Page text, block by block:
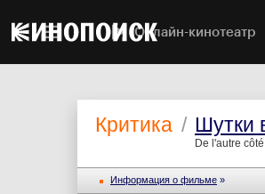
Онлайн-кинотеатр
Критика / Шутки
De l'autre
Информация o фильме »